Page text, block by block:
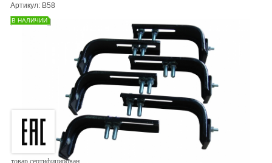
Артикул: B58
В НАЛИЧИИ
товар сертифицирован